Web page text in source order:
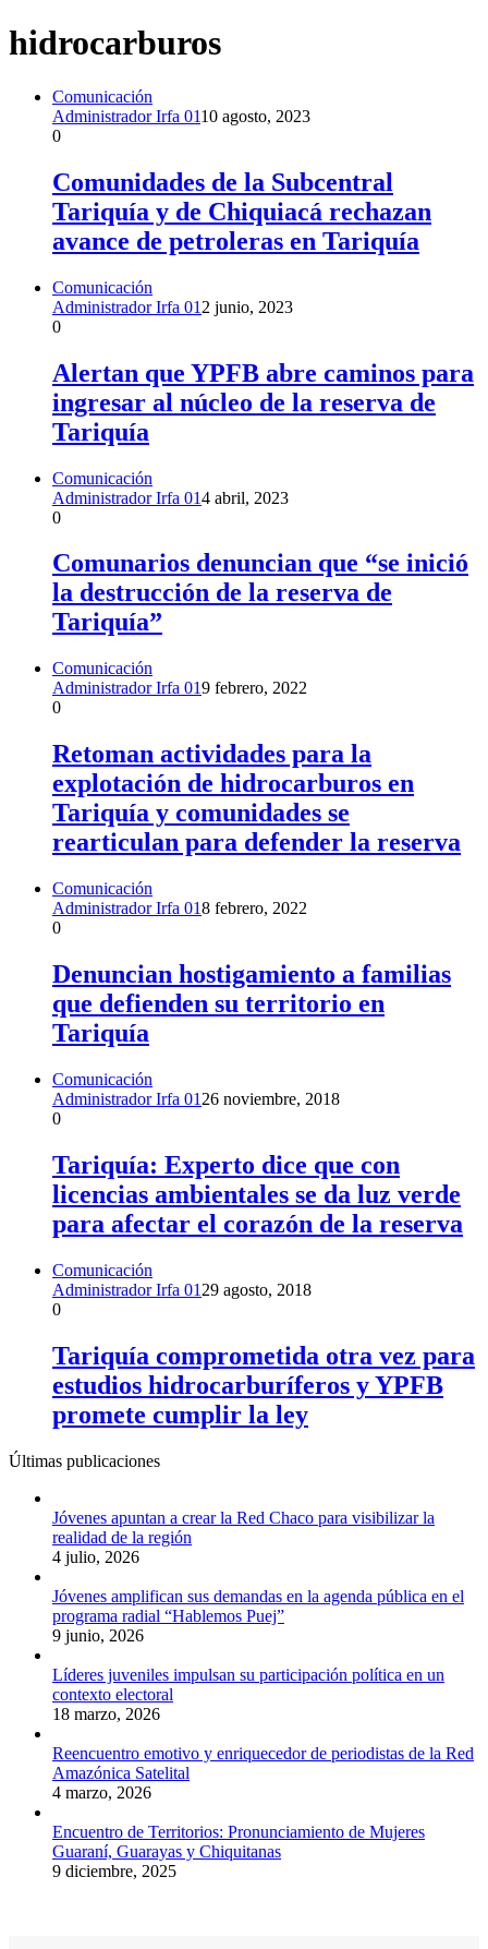
hidrocarburos
Comunicación
Administrador Irfa 0110 agosto, 2023
0
Comunidades de la Subcentral
Tariquía y de Chiquiacá rechazan
avance de petroleras en Tariquía
Comunicación
Administrador Irfa 01 2 junio, 2023
0
Alertan que YPFB abre caminos para
ingresar al núcleo de la reserva de
Tariquía
Comunicación
Administrador Irfa 014 abril, 2023
0
Comunarios denuncian que “se inició
la destrucción de la reserva de
Tariquía”
Comunicación
Administrador Irfa 019 febrero, 2022
0
Retoman actividades para la
explotación de hidrocarburos en
Tariquía y comunidades se
rearticulan para defender la reserva
Comunicación
Administrador Irfa 018 febrero, 2022
0
Denuncian hostigamiento a familias
que defienden su territorio en
Tariquía
Comunicación
Administrador Irfa 01 26 noviembre, 2018
0
Tariquía: Experto dice que con
licencias ambientales se da luz verde
para afectar el corazón de la reserva
Comunicación
Administrador Irfa 01 29 agosto, 2018
0
Tariquía comprometida otra vez para
estudios hidrocarburíferos y YPFB
promete cumplir la ley
Últimas publicaciones
Jóvenes apuntan a crear la Red Chaco para visibilizar la
realidad de la región
4 julio, 2026
Jóvenes amplifican sus demandas en la agenda pública en el
programa radial “Hablemos Puej”
9 junio, 2026
Líderes juveniles impulsan su participación política en un
contexto electoral
18 marzo, 2026
Reencuentro emotivo y enriquecedor de periodistas de la Red
Amazónica Satelital
4 marzo, 2026
Encuentro de Territorios: Pronunciamiento de Mujeres
Guaraní, Guarayas y Chiquitanas
9 diciembre, 2025